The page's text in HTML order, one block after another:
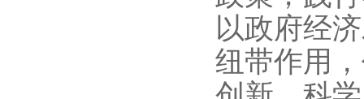
以政府经
纽带作用